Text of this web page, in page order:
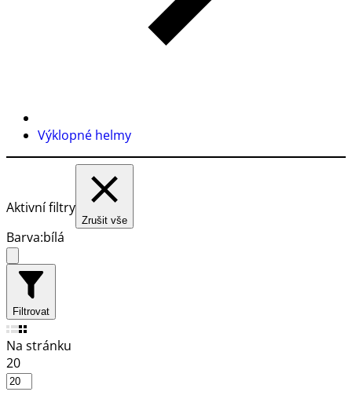
Výklopné helmy
Aktivní filtry
Zrušit vše
Barva:bílá
Filtrovat
Na stránku
20